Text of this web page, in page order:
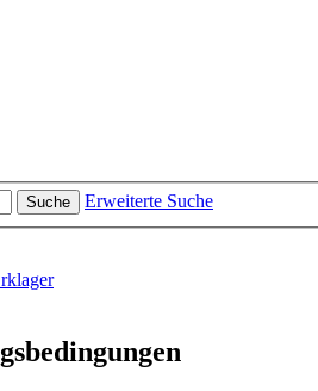
Suche Erweiterte Suche